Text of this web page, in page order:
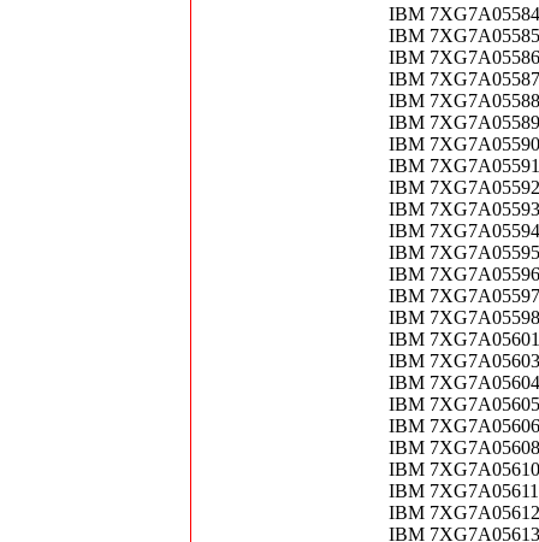
IBM
IBM
IBM
IBM
IBM
IBM
IBM
IBM
IBM
IBM
IBM
IBM
IBM
IBM
IBM
IBM
IBM
IBM
IBM
IBM
IBM
IBM
IBM
IBM
IBM